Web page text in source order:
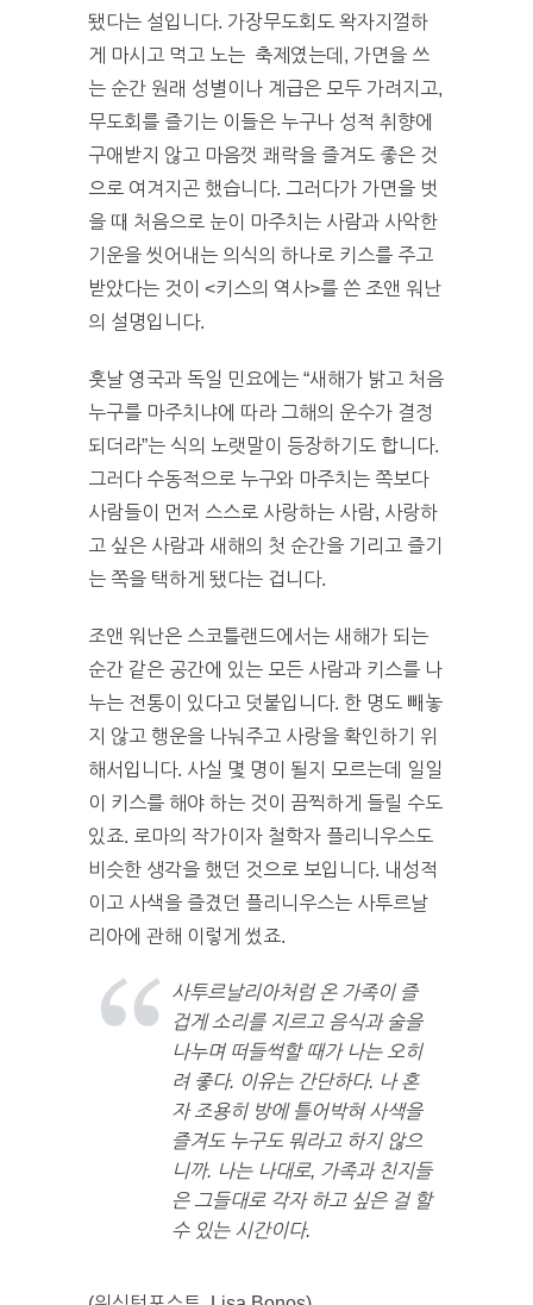
됐다는 설입니다. 가장무도회도 왁자지껄하
게 마시고 먹고 노는 축제였는데, 가면을 쓰
는 순간 원래 성별이나 계급은 모두 가려지고,
무도회를 즐기는 이들은 누구나 성적 취향에
구애받지 않고 마음껏 쾌락을 즐겨도 좋은 것
으로 여겨지곤 했습니다. 그러다가 가면을 벗
을 때 처음으로 눈이 마주치는 사람과 사악한
기운을 씻어내는 의식의 하나로 키스를 주고
받았다는 것이 <키스의 역사>를 쓴 조앤 워난
의 설명입니다.
훗날 영국과 독일 민요에는 “새해가 밝고 처음
누구를 마주치냐에 따라 그해의 운수가 결정
되더라”는 식의 노랫말이 등장하기도 합니다.
그러다 수동적으로 누구와 마주치는 쪽보다
사람들이 먼저 스스로 사랑하는 사람, 사랑하
고 싶은 사람과 새해의 첫 순간을 기리고 즐기
는 쪽을 택하게 됐다는 겁니다.
조앤 워난은 스코틀랜드에서는 새해가 되는
순간 같은 공간에 있는 모든 사람과 키스를 나
누는 전통이 있다고 덧붙입니다. 한 명도 빼놓
지 않고 행운을 나눠주고 사랑을 확인하기 위
해서입니다. 사실 몇 명이 될지 모르는데 일일
이 키스를 해야 하는 것이 끔찍하게 들릴 수도
있죠. 로마의 작가이자 철학자 플리니우스도
비슷한 생각을 했던 것으로 보입니다. 내성적
이고 사색을 즐겼던 플리니우스는 사투르날
리아에 관해 이렇게 썼죠.
사투르날리아처럼 온 가족이 즐
겁게 소리를 지르고 음식과 술을
나누며 떠들썩할 때가 나는 오히
려 좋다. 이유는 간단하다. 나 혼
자 조용히 방에 틀어박혀 사색을
즐겨도 누구도 뭐라고 하지 않으
니까. 나는 나대로, 가족과 친지들
은 그들대로 각자 하고 싶은 걸 할
수 있는 시간이다.